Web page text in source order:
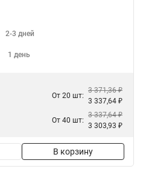
2-3 дней
1 день
От 20 шт:
3 371,36 ₽
3 337,64 ₽
От 40 шт:
3 337,64 ₽
3 303,93 ₽
В корзину